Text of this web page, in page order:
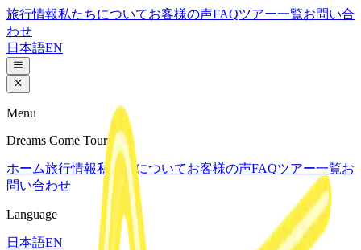
旅行情報私たちについてお客様の声FAQツアー一覧お問い合
わせ
日本語EN
Menu
Dreams Come Tours
ホーム旅行情報私たちについてお客様の声FAQツアー一覧お
問い合わせ
Language
日本語EN